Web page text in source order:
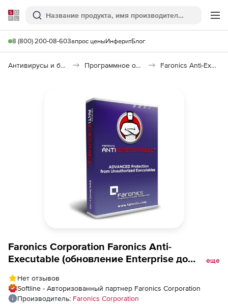
Softline
Поиск
8 (800) 200-08-60Запрос ценыИнферитБлог
Антивирусы и безопасность Программное обеспечение для контроля доступа Faronics Anti-Executable
Faronics Corporation Faronics Anti-
Executable (обновление Enterprise до
еще
Нет отзывов
Softline - Авторизованный партнер Faronics Corporation
Производитель: Faronics Corporation